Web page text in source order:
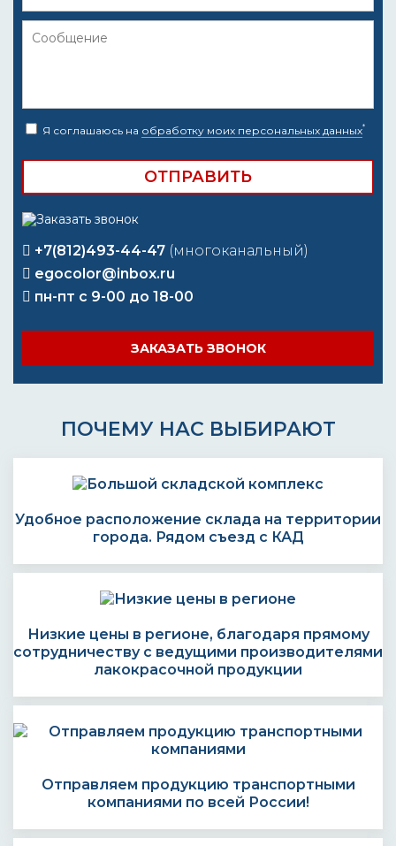
Я соглашаюсь на обработку моих персональных данных*
+7(812)493-44-47 (многоканальный)
egocolor@inbox.ru
пн-пт с 9-00 до 18-00
ЗАКАЗАТЬ ЗВОНОК
ПОЧЕМУ НАС ВЫБИРАЮТ
Удобное расположение склада на территории
города. Рядом съезд с КАД
Низкие цены в регионе, благодаря прямому
сотрудничеству с ведущими производителями
лакокрасочной продукции
Отправляем продукцию транспортными
компаниями по всей России!